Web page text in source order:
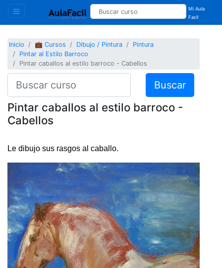
Mi Aula
Facil
Inicio 💼 Cursos Dibujo / Pintura
Pintura
Pintar al Estilo Barroco
Pintar caballos al estilo barroco - Cabellos
Buscar
Pintar caballos al estilo barroco -
Cabellos
Le dibujo sus rasgos al caballo.